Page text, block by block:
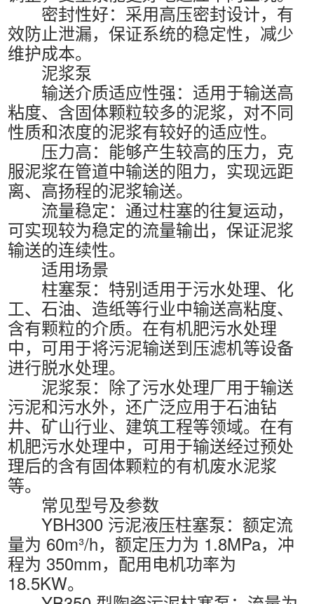
密封性好：采用高压密封设计，有
效防止泄漏，保证系统的稳定性，减少
维护成本。
泥浆泵
输送介质适应性强：适用于输送高
粘度、含固体颗粒较多的泥浆，对不同
性质和浓度的泥浆有较好的适应性。
压力高：能够产生较高的压力，克
服泥浆在管道中输送的阻力，实现远距
离、高扬程的泥浆输送。
流量稳定：通过柱塞的往复运动，
可实现较为稳定的流量输出，保证泥浆
输送的连续性。
适用场景
柱塞泵：特别适用于污水处理、化
工、石油、造纸等行业中输送高粘度、
含有颗粒的介质。在有机肥污水处理
中，可用于将污泥输送到压滤机等设备
进行脱水处理。
泥浆泵：除了污水处理厂用于输送
污泥和污水外，还广泛应用于石油钻
井、矿山行业、建筑工程等领域。在有
机肥污水处理中，可用于输送经过预处
理后的含有固体颗粒的有机废水泥浆
等。
常见型号及参数
YBH300 污泥液压柱塞泵：额定流
量为 60m³/h，额定压力为 1.8MPa，冲
程为 350mm，配用电机功率为
18.5KW。